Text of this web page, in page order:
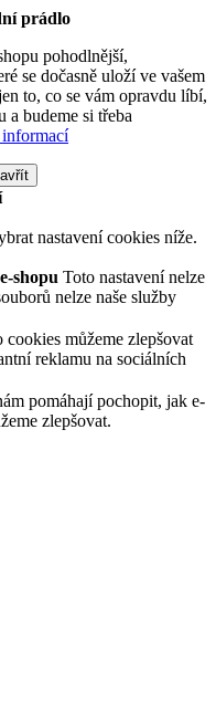
prádlo
pohodlnější,
se dočasně uloží ve vašem
to, co se vám opravdu líbí,
a budeme si třeba
nastavení cookies níže.
shopu Toto nastavení nelze
nelze naše služby
můžeme zlepšovat
reklamu na sociálních
pomáhají pochopit, jak e-
zlepšovat.